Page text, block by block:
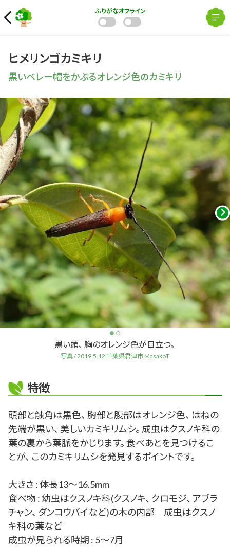
ふりがなオフライン
ヒメリンゴカミキリ
黒いベレー帽をかぶるオレンジ色のカミキリ
黒い頭、 胸のオレンジ色が目立つ。
写真 / 2019.5.12 千葉県君津市 MasakoT
特徴
頭部と触角は黒色、 胸部と腹部はオレンジ色、 はねの
先端が黒い、 美しいカミキリムシ。 成虫はクスノキ科の
葉の裏から葉脈をかじります。 食べあとを見つけるこ
とが、 このカミキリムシを発見するポイントです。
大きさ : 体長13～16.5mm
食べ物 : 幼虫はクスノキ科(クスノキ、 クロモジ、 アブラ
チャン、 ダンコウバイなど)の木の内部 成虫はクスノ
キ科の葉など
成虫が見られる時期 : 5～7月